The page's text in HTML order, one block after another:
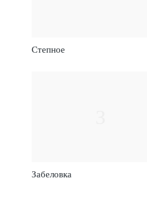
Степное
Забеловка